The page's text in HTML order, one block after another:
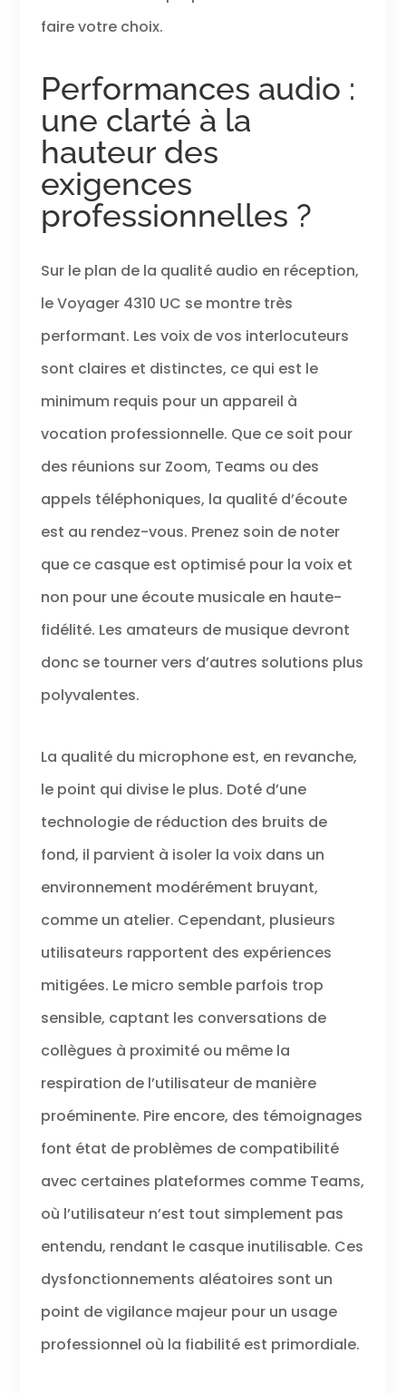
faire votre choix.
Performances audio :
une clarté à la
hauteur des
exigences
professionnelles ?
Sur le plan de la qualité audio en réception,
le Voyager 4310 UC se montre très
performant. Les voix de vos interlocuteurs
sont claires et distinctes, ce qui est le
minimum requis pour un appareil à
vocation professionnelle. Que ce soit pour
des réunions sur Zoom, Teams ou des
appels téléphoniques, la qualité d’écoute
est au rendez-vous. Prenez soin de noter
que ce casque est optimisé pour la voix et
non pour une écoute musicale en haute-
fidélité. Les amateurs de musique devront
donc se tourner vers d’autres solutions plus
polyvalentes.
La qualité du microphone est, en revanche,
le point qui divise le plus. Doté d’une
technologie de réduction des bruits de
fond, il parvient à isoler la voix dans un
environnement modérément bruyant,
comme un atelier. Cependant, plusieurs
utilisateurs rapportent des expériences
mitigées. Le micro semble parfois trop
sensible, captant les conversations de
collègues à proximité ou même la
respiration de l’utilisateur de manière
proéminente. Pire encore, des témoignages
font état de problèmes de compatibilité
avec certaines plateformes comme Teams,
où l’utilisateur n’est tout simplement pas
entendu, rendant le casque inutilisable. Ces
dysfonctionnements aléatoires sont un
point de vigilance majeur pour un usage
professionnel où la fiabilité est primordiale.